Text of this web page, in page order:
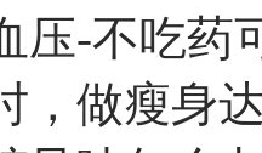
压-不吃药
，做瘦身